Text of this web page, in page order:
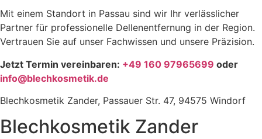
Mit einem Standort in Passau sind wir Ihr verlässlicher
Partner für professionelle Dellenentfernung in der Region.
Vertrauen Sie auf unser Fachwissen und unsere Präzision.
Jetzt Termin vereinbaren: +49 160 97965699 oder
info@blechkosmetik.de
Blechkosmetik Zander, Passauer Str. 47, 94575 Windorf
Blechkosmetik Zander